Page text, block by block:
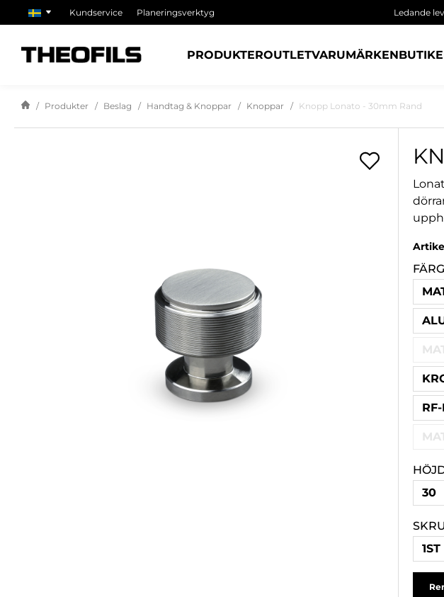
Kundservice Planeringsverktyg Ledande
PRODUKTEROUTLETVARUMÄRKEN
Produkter Beslag Handtag & Knoppar Knoppar Knopp Lonato - 30mm Rand
FÄRG
30